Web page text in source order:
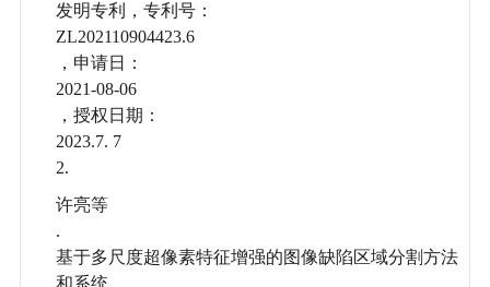
发明专利，专利号：
ZL202110904423.6
，申请日：
2021-08-06
，授权日期：
2023.7. 7
2.
许亮等
.
基于多尺度超像素特征增强的图像缺陷区域分割方法